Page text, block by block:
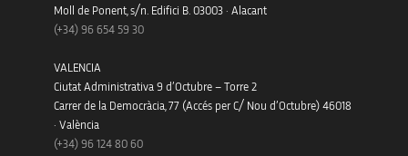
Moll de Ponent, s/n. Edifici B. 03003 · Alacant
(+34) 96 654 59 30
VALENCIA
Ciutat Administrativa 9 d’Octubre – Torre 2
Carrer de la Democràcia, 77 (Accés per C/ Nou d’Octubre) 46018
· València
(+34) 96 124 80 60